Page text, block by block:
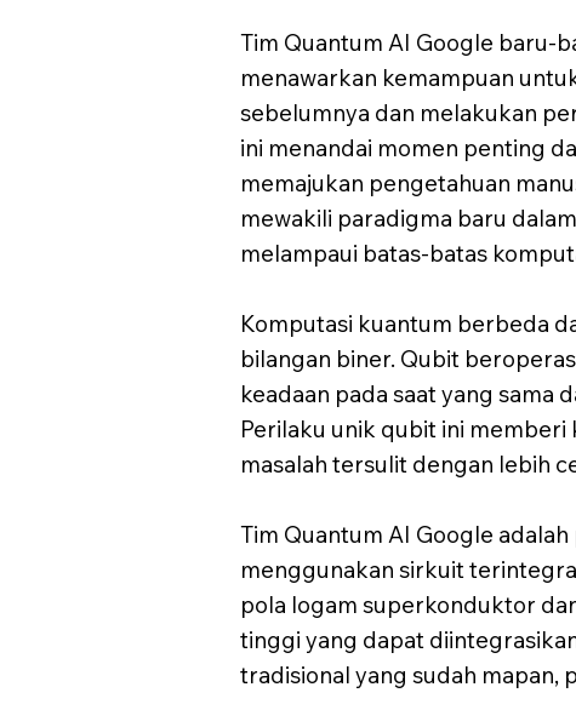
Tim Quantum AI Google baru-
menawarkan kemampuan
sebelumnya dan melakukan
ini menandai momen penting
memajukan pengetahuan
mewakili paradigma baru
melampaui batas-batas
Komputasi kuantum berbeda
bilangan biner. Qubit
keadaan pada saat yang sama
Perilaku unik qubit ini
masalah tersulit dengan lebih
Tim Quantum AI Google
menggunakan sirkuit
pola logam superkonduktor
tinggi yang dapat
tradisional yang sudah